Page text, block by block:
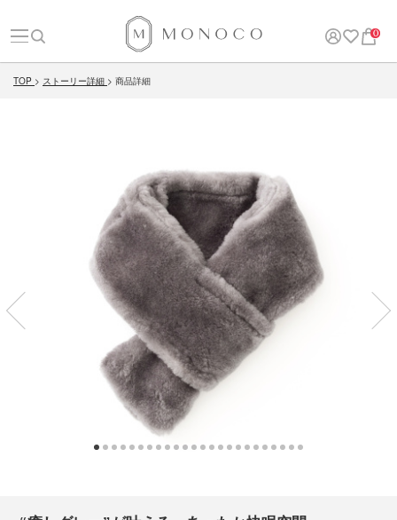
0
TOP ストーリー詳細 商品詳細